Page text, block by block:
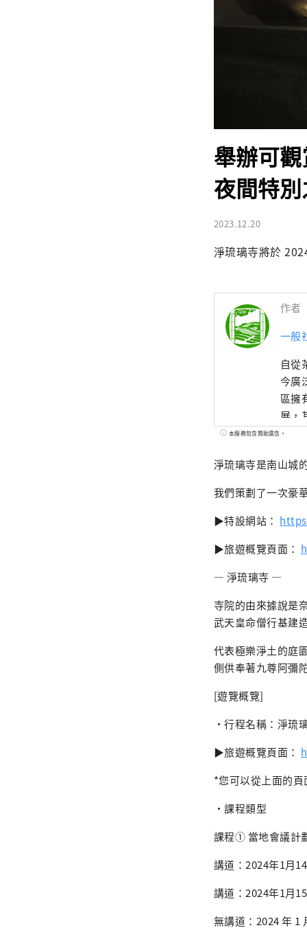
舉辦可
夜間特
2023.12.20
淨琉璃寺將於
作者
一般
自從
今廣
區擁
展，
茶葉
本服務包含贊助廣告。
淨琉璃寺是南山城
我們策劃了一次豪
▶特設網站：
▶旅遊概覽頁面：
― 淨琉璃寺 ―
寺院的由來據說是
武天皇命僧行基建
代表極樂淨土的庭
側供奉著九尊阿彌
[遊覽概覽]
・行程名稱：淨琉
▶旅遊概覽頁面：
*您可以從上面的頁
・課程類型
課程① 當地會議計
講道：2024年1月
講道：2024年1月
無講道：2024 年 1